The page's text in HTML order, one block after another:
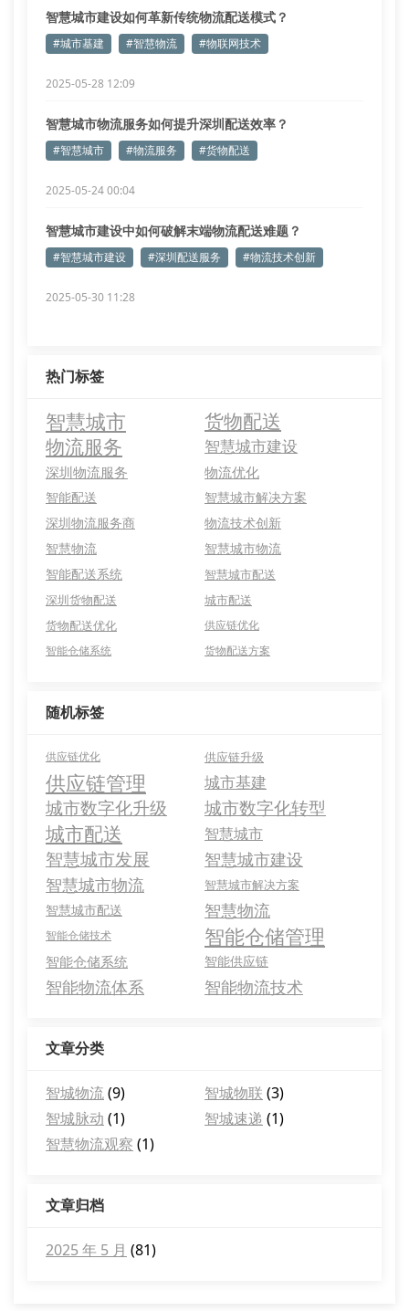
智慧城市建设如何革新传统物流配送模式？
#城市基建 #智慧物流 #物联网技术
2025-05-28 12:09
智慧城市物流服务如何提升深圳配送效率？
#智慧城市 #物流服务 #货物配送
2025-05-24 00:04
智慧城市建设中如何破解末端物流配送难题？
#智慧城市建设 #深圳配送服务 #物流技术创新
2025-05-30 11:28
热门标签
智慧城市
货物配送
物流服务
智慧城市建设
深圳物流服务 物流优化
智能配送
智慧城市解决方案
深圳物流服务商
物流技术创新
智慧物流
智慧城市物流
智能配送系统
智慧城市配送
深圳货物配送
城市配送
货物配送优化
供应链优化
智能仓储系统
货物配送方案
随机标签
供应链优化 供应链升级
供应链管理 城市基建
城市数字化升级 城市数字化转型
城市配送 智慧城市
智慧城市发展
智慧城市建设
智慧城市物流
智慧城市解决方案
智慧城市配送 智慧物流
智能仓储技术 智能仓储管理
智能仓储系统 智能供应链
智能物流体系 智能物流技术
文章分类
智城物流(9) 智城物联 (3)
智城脉动 (1) 智城速递 (1)
智慧物流观察 (1)
文章归档
2025 年 5 月 (81)